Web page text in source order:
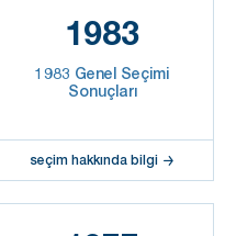
1983
1983 Genel Seçimi
Sonuçları
seçim hakkında bilgi